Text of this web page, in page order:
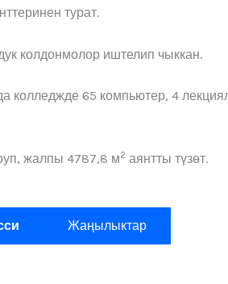
турат.
колдонмолор иштелип чыккан.
колледжде 65 компьютер, 4
жалпы 4787,8 м2 аянтты түзөт.
Жаңылыктар